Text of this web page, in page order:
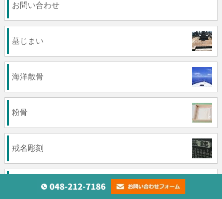
お問い合わせ
墓じまい
海洋散骨
粉骨
戒名彫刻
納骨代行